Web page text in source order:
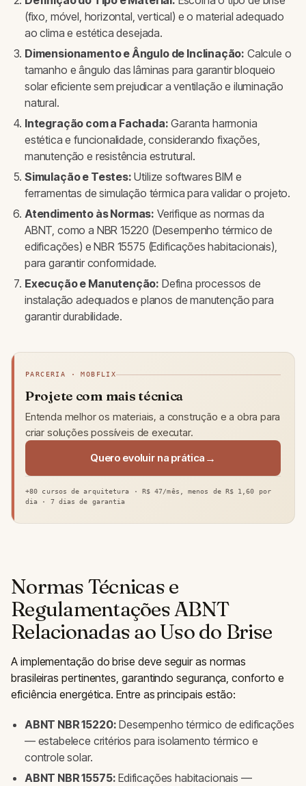
(fixo, móvel, horizontal, vertical) e o material adequado
ao clima e estética desejada.
Dimensionamento e Ângulo de Inclinação: Calcule o
tamanho e ângulo das lâminas para garantir bloqueio
solar eficiente sem prejudicar a ventilação e iluminação
natural.
Integração com a Fachada: Garanta harmonia
estética e funcionalidade, considerando fixações,
manutenção e resistência estrutural.
Simulação e Testes: Utilize softwares BIM e
ferramentas de simulação térmica para validar o projeto.
Atendimento às Normas: Verifique as normas da
ABNT, como a NBR 15220 (Desempenho térmico de
edificações) e NBR 15575 (Edificações habitacionais),
para garantir conformidade.
Execução e Manutenção: Defina processos de
instalação adequados e planos de manutenção para
garantir durabilidade.
PARCERIA · MOBFLIX
Projete com mais técnica
Entenda melhor os materiais, a construção e a obra para
criar soluções possíveis de executar.
Quero evoluir na prática
+80 cursos de arquitetura · R$ 47/mês, menos de R$ 1,60 por
dia · 7 dias de garantia
Normas Técnicas e
Regulamentações ABNT
Relacionadas ao Uso do Brise
A implementação do brise deve seguir as normas
brasileiras pertinentes, garantindo segurança, conforto e
eficiência energética. Entre as principais estão:
ABNT NBR 15220: Desempenho térmico de edificações
— estabelece critérios para isolamento térmico e
controle solar.
ABNT NBR 15575: Edificações habitacionais —